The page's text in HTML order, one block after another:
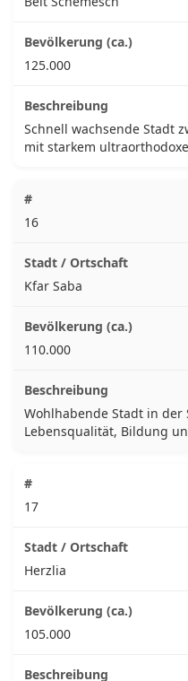
125.000
Schnell wachsende Stadt
mit starkem
16
Kfar Saba
110.000
Wohlhabende Stadt in der
Lebensqualität, Bildung
17
Herzlia
105.000